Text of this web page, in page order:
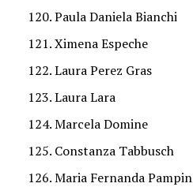
Paula Daniela Bianchi
Ximena Espeche
Laura Perez Gras
Laura Lara
Marcela Domine
Constanza Tabbusch
Maria Fernanda Pampin